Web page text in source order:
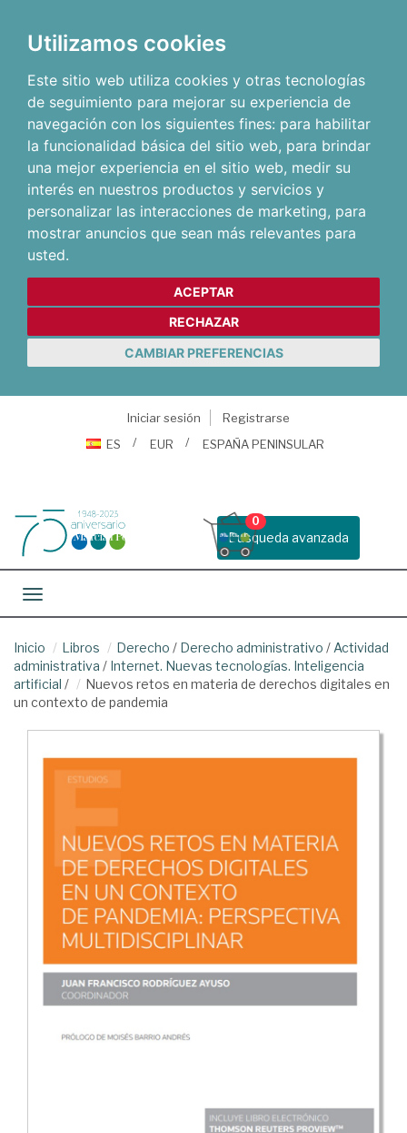
Utilizamos cookies
Este sitio web utiliza cookies y otras tecnologías
de seguimiento para mejorar su experiencia de
navegación con los siguientes fines: para habilitar
la funcionalidad básica del sitio web, para brindar
una mejor experiencia en el sitio web, medir su
interés en nuestros productos y servicios y
personalizar las interacciones de marketing, para
mostrar anuncios que sean más relevantes para
usted.
ACEPTAR
RECHAZAR
CAMBIAR PREFERENCIAS
Iniciar sesión
Registrarse
ES
EUR ESPAÑA PENINSULAR
Busqueda avanzada
0
Toggle navigation
Inicio Libros Derecho / Derecho administrativo / Actividad
administrativa / Internet. Nuevas tecnologías. Inteligencia
artificial /
Nuevos retos en materia de derechos digitales en
un contexto de pandemia